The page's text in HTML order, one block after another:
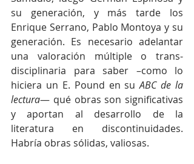
su generación, y más tarde los
Enrique Serrano, Pablo Montoya y su
generación. Es necesario adelantar
una valoración múltiple o trans-
disciplinaria para saber –como lo
hiciera un E. Pound en su ABC de la
lectura— qué obras son significativas
y aportan al desarrollo de la
literatura en discontinuidades.
Habría obras sólidas, valiosas.